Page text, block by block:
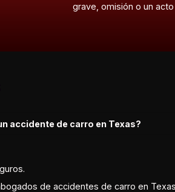
grave, omisión o un
accidente de carro en Texas?
de accidentes de carro en